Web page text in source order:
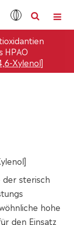
HPAO
Xylenol]
der sterisch
hohe
den Einsatz